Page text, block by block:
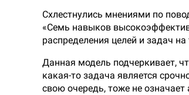
Схлестнулись мнениями по
«Семь навыков
распределения целей и задач
Данная модель подчеркивает,
какая-то задача является
свою очередь, тоже не означает